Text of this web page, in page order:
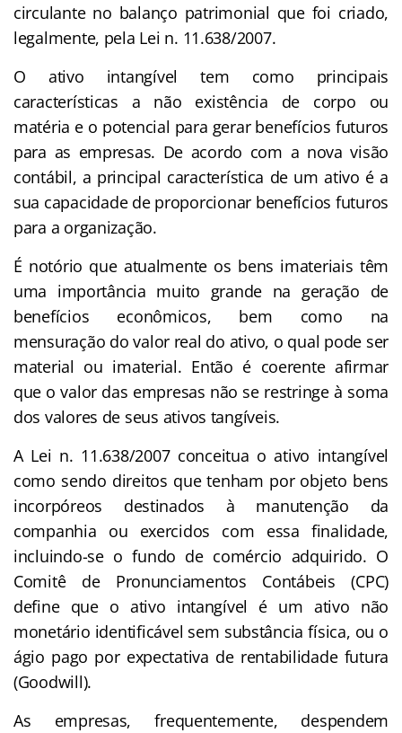
circulante no balanço patrimonial que foi criado,
legalmente, pela Lei n. 11.638/2007.
O ativo intangível tem como principais
características a não existência de corpo ou
matéria e o potencial para gerar benefícios futuros
para as empresas. De acordo com a nova visão
contábil, a principal característica de um ativo é a
sua capacidade de proporcionar benefícios futuros
para a organização.
É notório que atualmente os bens imateriais têm
uma importância muito grande na geração de
benefícios econômicos, bem como na
mensuração do valor real do ativo, o qual pode ser
material ou imaterial. Então é coerente afirmar
que o valor das empresas não se restringe à soma
dos valores de seus ativos tangíveis.
A Lei n. 11.638/2007 conceitua o ativo intangível
como sendo direitos que tenham por objeto bens
incorpóreos destinados à manutenção da
companhia ou exercidos com essa finalidade,
incluindo-se o fundo de comércio adquirido. O
Comitê de Pronunciamentos Contábeis (CPC)
define que o ativo intangível é um ativo não
monetário identificável sem substância física, ou o
ágio pago por expectativa de rentabilidade futura
(Goodwill).
As empresas, frequentemente, despendem